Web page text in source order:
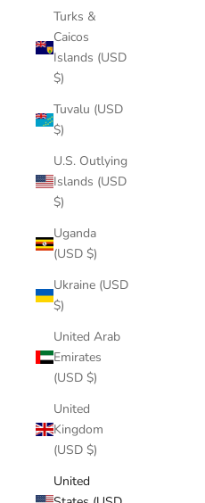
Turks &
Caicos
Islands (USD
$)
Tuvalu (USD
$)
U.S. Outlying
Islands (USD
$)
Uganda
(USD $)
Ukraine (USD
$)
United Arab
Emirates
(USD $)
United
Kingdom
(USD $)
United